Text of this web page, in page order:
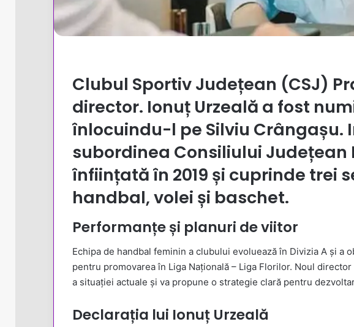
Clubul Sportiv Județean (CSJ)
director. Ionuț Urzeală a fost
înlocuindu-l pe Silviu Crângașu.
subordinea Consiliului Județean
înființată în 2019 și cuprinde trei
handbal, volei și baschet.
Performanțe și planuri de viitor
Echipa de handbal feminin a clubului evoluează în Divizia A și a
pentru promovarea în Liga Națională – Liga Florilor. Noul
a situației actuale și va propune o strategie clară pentru
Declarația lui Ionuț Urzeală